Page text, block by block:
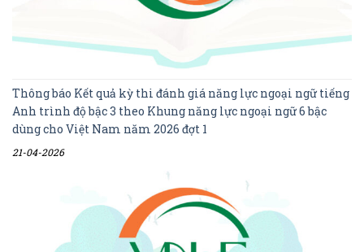
Thông báo Kết quả kỳ thi đánh giá năng lực ngoại ngữ tiếng
Anh trình độ bậc 3 theo Khung năng lực ngoại ngữ 6 bậc
dùng cho Việt Nam năm 2026 đợt 1
21-04-2026